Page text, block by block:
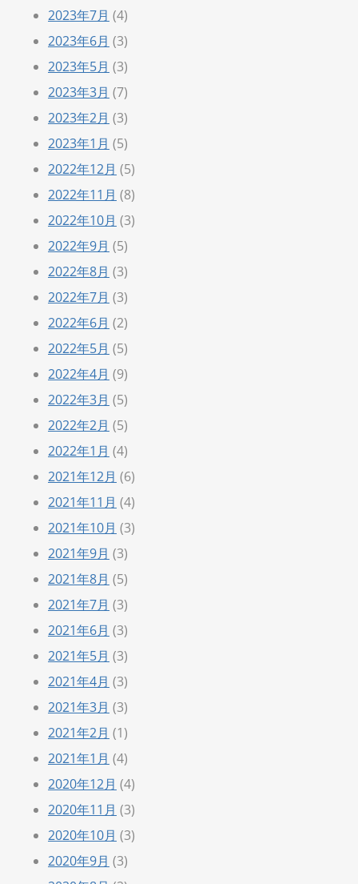
2023年7月 (4)
2023年6月 (3)
2023年5月 (3)
2023年3月 (7)
2023年2月 (3)
2023年1月 (5)
2022年12月 (5)
2022年11月 (8)
2022年10月 (3)
2022年9月 (5)
2022年8月 (3)
2022年7月 (3)
2022年6月 (2)
2022年5月 (5)
2022年4月 (9)
2022年3月 (5)
2022年2月 (5)
2022年1月 (4)
2021年12月 (6)
2021年11月 (4)
2021年10月 (3)
2021年9月 (3)
2021年8月 (5)
2021年7月 (3)
2021年6月 (3)
2021年5月 (3)
2021年4月 (3)
2021年3月 (3)
2021年2月 (1)
2021年1月 (4)
2020年12月 (4)
2020年11月 (3)
2020年10月 (3)
2020年9月 (3)